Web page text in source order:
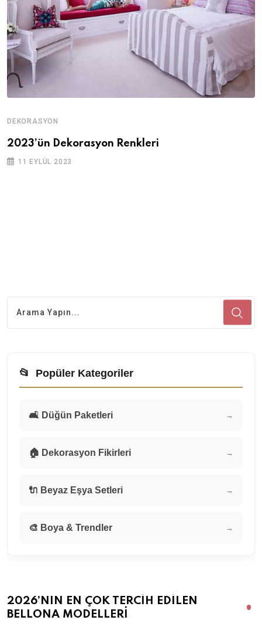
DEKORASYON
2023’ün Dekorasyon Renkleri
11 EYLÜL 2023
📂 Popüler Kategoriler
🛋️ Düğün Paketleri →
🏠 Dekorasyon Fikirleri →
🔌 Beyaz Eşya Setleri →
🎨 Boya & Trendler →
2026’NIN EN ÇOK TERCIH EDILEN
BELLONA MODELLERI